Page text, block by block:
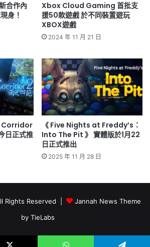
合作內
身！
Xbox Cloud Gaming 首批支
援50款遊戲 於不同裝置遊玩
XBOX遊戲
2024 年 11 月 21 日
Corridor
日正式推
《 Five Nights at Freddy’s：
Into The Pit 》 實體版於1月22
日正式推出
2025 年 11 月 28 日
Rights Reserved |
Jannah News Theme
by TieLabs